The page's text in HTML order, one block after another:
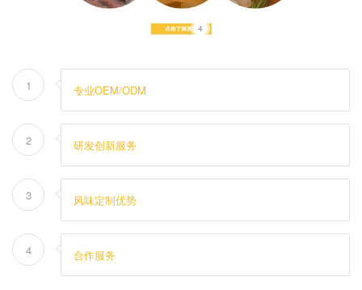
4
1 专业OEM/ODM
2 研发创新服务
3 风味定制优势
4 合作服务